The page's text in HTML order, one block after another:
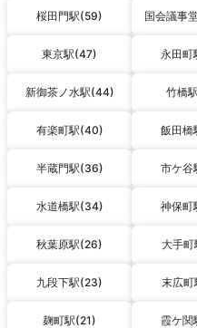
桜田門駅(59) 国会議事
東京駅(47) 永田
新御茶ノ水駅(44) 竹橋
有楽町駅(40) 飯田
半蔵門駅(36) 市ケ
水道橋駅(34) 神保
秋葉原駅(26) 大手
九段下駅(23) 末広
麹町駅(21) 霞ケ